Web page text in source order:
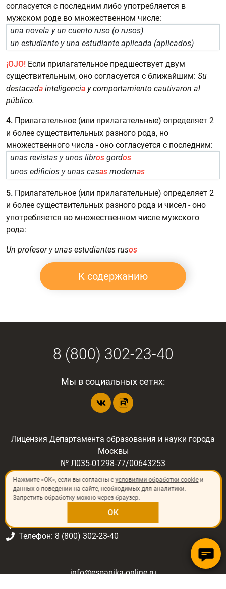
согласуется с последним либо употребляется в
мужском роде во множественном числе:
una novela y un cuento ruso (o rusos)
un estudiante y una estudiante aplicada (aplicados)
¡OJO! Если прилагательное предшествует двум
существительным, оно согласуется с ближайшим: Su
destacada inteligencia y comportamiento cautivaron al
público.
4. Прилагательное (или прилагательные) определяет 2
и более существительных разного рода, но
множественного числа - оно согласуется с последним:
unas revistas y unos libros gordos
unos edificios y unas casas modernas
5. Прилагательное (или прилагательные) определяет 2
и более существительных разного рода и чисел - оно
употребляется во множественном числе мужского
рода:
Un profesor y unas estudiantes rusos
К содержанию
8 (800) 302-23-40
Мы в социальных сетях:
Лицензия Департамента образования и науки города
Москвы
№ Л035-01298-77/00643253
©2026«ИП Шлёнский Владимир Николаевич»
129344, Россия, г. Москва, ул. Печорская, д.8
C. Fernando Ossorio, 7, 28035, Madrid
Телефон: 8 (800) 302-23-40
info@espanika-online.ru
Нажмите «ОК», если вы согласны сусловиями обработки cookieи
данных о поведении на сайте, необходимых для аналитики.
Запретить обработку можно через браузер.
ОК